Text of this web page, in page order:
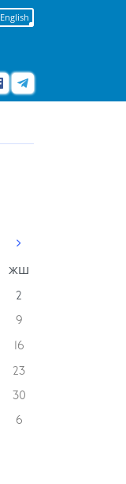
English
жш
2
9
16
23
30
6